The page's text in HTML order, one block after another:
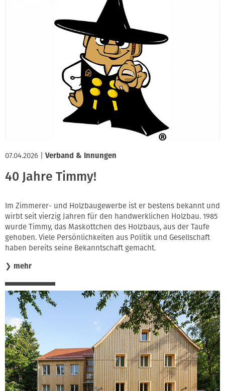
07.04.2026 Verband & Innungen
40 Jahre Timmy!
Im Zimmerer- und Holzbaugewerbe ist er bestens bekannt und
wirbt seit vierzig Jahren für den handwerklichen Holzbau. 1985
wurde Timmy, das Maskottchen des Holzbaus, aus der Taufe
gehoben. Viele Persönlichkeiten aus Politik und Gesellschaft
haben bereits seine Bekanntschaft gemacht.
❯ mehr